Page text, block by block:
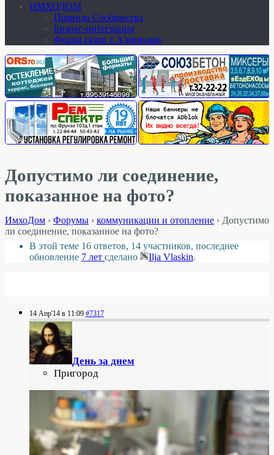
ИМХОДОМ
Правила Сообщества
Бизнес-интеграция
Форма связи с Админами
Допустимо ли соединение,
показанное на фото?
ИмхоДом › Форумы › коммуникации и отопление › Допустимо
ли соединение, показанное на фото?
В этой теме 16 ответов, 14 участников, последнее
обновление 7 лет сделано Ilja Vlaskin.
14 Апр'14 в 11:09 #7317
День за днем
Пригород